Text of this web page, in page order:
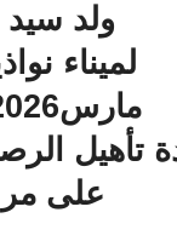
ولد سيد
على